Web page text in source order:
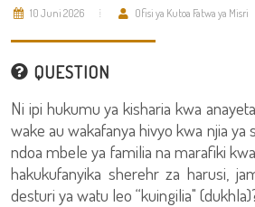
10 Juni 2026 Ofisi ya Kutoa Fatwa ya Misri
QUESTION
Ni ipi hukumu ya kisharia kwa
wake au wakafanya hivyo kwa njia ya
ndoa mbele ya familia na marafiki
hakukufanyika sherehr za harusi,
desturi ya watu leo “kuingilia"